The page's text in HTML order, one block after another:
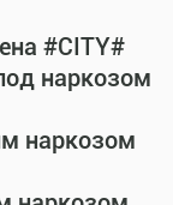
#CITY#
наркозом
наркозом